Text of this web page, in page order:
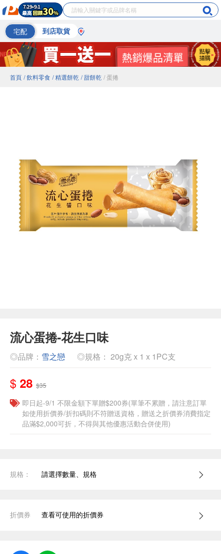
宅配 到店取貨
首頁 / 飲料零食 / 精選餅乾 / 甜餅乾 / 蛋捲
流心蛋捲-花生口味
◎品牌： 雪之戀 ◎規格： 20g克 x 1 x 1PC支
$ 28 $35
即日起-9/1 不限金額下單贈$200券(單筆不累贈，請注意訂單
如使用折價券/折扣碼則不符贈送資格，贈送之折價券消費指定
品滿$2,000可折，不得與其他優惠活動合併使用)
規格： 請選擇數量、規格
折價券 查看可使用的折價券